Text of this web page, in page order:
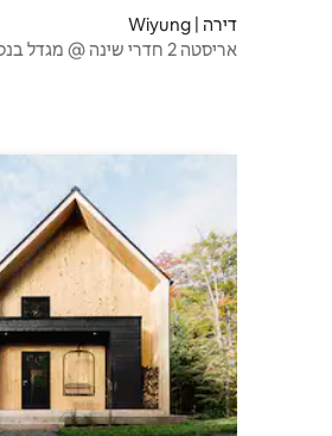
דירה | Wiyung
אריסטה 2 חדרי שינה @ מגדל בנסון